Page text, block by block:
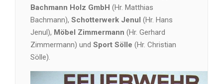
Bachmann Holz GmbH (Hr. Matthias
Bachmann), Schotterwerk Jenul (Hr. Hans
Jenul), Möbel Zimmermann (Hr. Gerhard
Zimmermann) und Sport Sölle (Hr. Christian
Sölle).